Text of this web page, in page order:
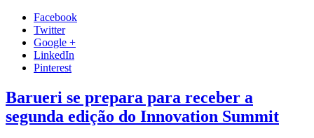
Facebook
Twitter
Google +
LinkedIn
Pinterest
Barueri se prepara para receber a
segunda edição do Innovation Summit